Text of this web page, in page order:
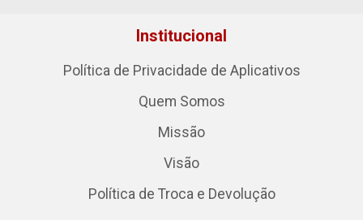
Institucional
Política de Privacidade de Aplicativos
Quem Somos
Missão
Visão
Política de Troca e Devolução